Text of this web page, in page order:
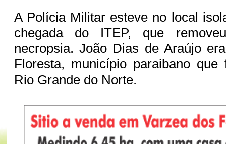
A Polícia Militar esteve no local
chegada do ITEP, que
necropsia. João Dias de Araújo
Floresta, município paraibano
Rio Grande do Norte.